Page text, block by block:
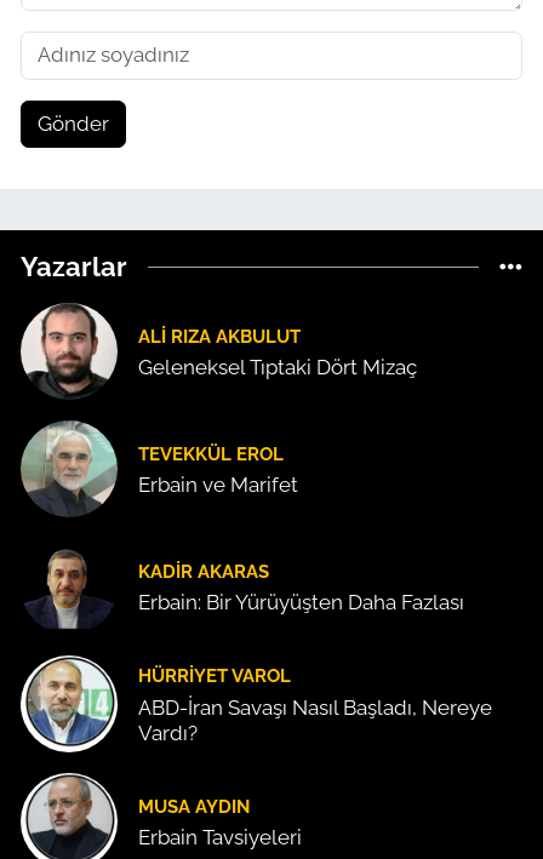
Gönder
Yazarlar
ALI RIZA AKBULUT
Geleneksel Tıptaki Dört Mizaç
TEVEKKÜL EROL
Erbain ve Marifet
KADIR AKARAS
Erbain: Bir Yürüyüşten Daha Fazlası
HÜRRIYET VAROL
ABD-İran Savaşı Nasıl Başladı, Nereye
Vardı?
MUSA AYDIN
Erbain Tavsiyeleri